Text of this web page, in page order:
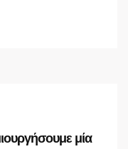
μία